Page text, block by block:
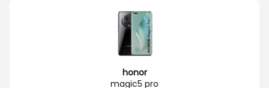
honor
magic5 pro